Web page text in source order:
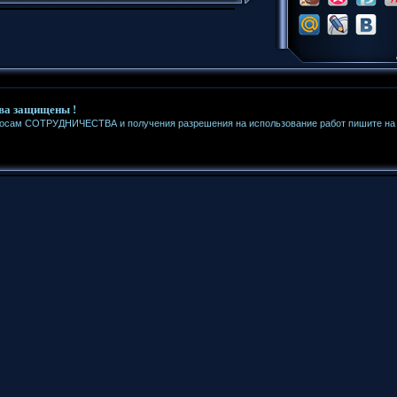
защищены !
СОТРУДНИЧЕСТВА и получения разрешения на использование работ пишите на